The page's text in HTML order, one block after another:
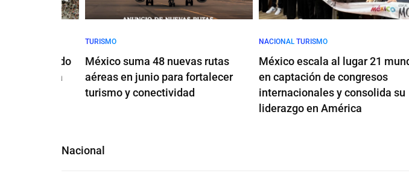
TURISMO
México suma 48 nuevas rutas
aéreas en junio para fortalecer
turismo y conectividad
NACIONAL TURISMO
México escala al lugar 21 mundial
en captación de congresos
internacionales y consolida su
liderazgo en América
Nacional